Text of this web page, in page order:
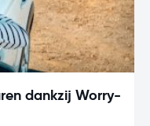
dankzij Worry-